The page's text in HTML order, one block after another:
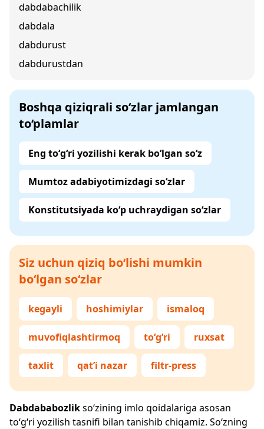
dabdabachilik
dabdala
dabdurust
dabdurustdan
Boshqa qiziqrali so‘zlar jamlangan
to‘plamlar
Eng to‘g‘ri yozilishi kerak bo‘lgan so‘z
Mumtoz adabiyotimizdagi so‘zlar
Konstitutsiyada ko‘p uchraydigan so‘zlar
Siz uchun qiziq bo‘lishi mumkin
bo‘lgan so‘zlar
kegayli hoshimiylar ismaloq
muvofiqlashtirmoq to‘g‘ri ruxsat
taxlit qat’i nazar filtr-press
Dabdababozlikso‘zining imlo qoidalariga asosan
to‘g‘ri yozilish tasnifi bilan tanishib chiqamiz. So‘zning